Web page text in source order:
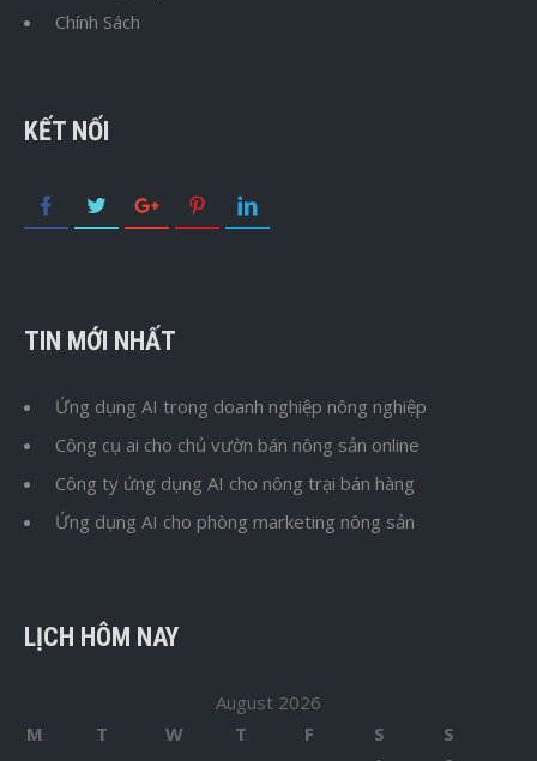
Chính Sách
KẾT NỐI
TIN MỚI NHẤT
Ứng dụng AI trong doanh nghiệp nông nghiệp
Công cụ ai cho chủ vườn bán nông sản online
Công ty ứng dụng AI cho nông trại bán hàng
Ứng dụng AI cho phòng marketing nông sản
LỊCH HÔM NAY
August 2026
M
T W T F S
S